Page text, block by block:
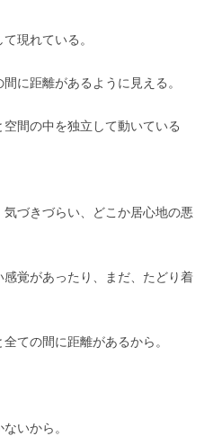
現れている。
に距離があるように見える。
間の中を独立して動いている
づきづらい、どこか居心地の悪
覚があったり、まだ、たどり着
ての間に距離があるから。
いから。